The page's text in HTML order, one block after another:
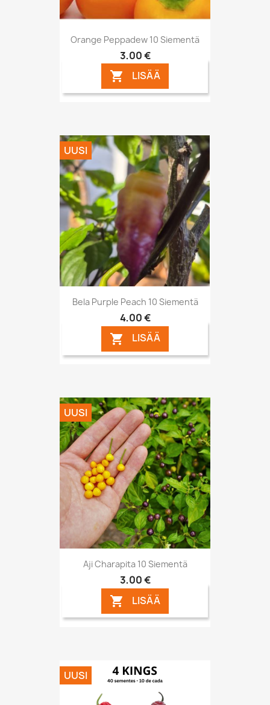
Orange Peppadew 10 Siementä
3,00 €
 LISÄÄ
Bela Purple Peach 10 Siementä
4,00 €
 LISÄÄ
UUSI
Aji Charapita 10 Siementä
3,00 €
 LISÄÄ
UUSI
UUSI